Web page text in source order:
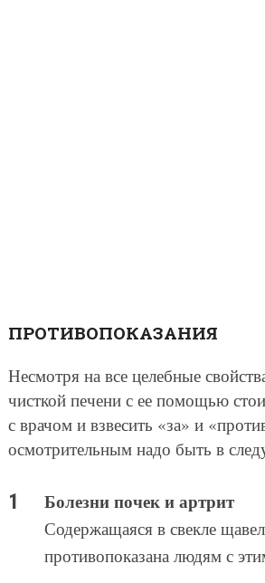
ПРОТИВОПОКАЗАНИЯ
Несмотря на все целебные
чисткой печени с ее помощью
с врачом и взвесить «за» и
осмотрительным надо быть в
Болезни почек и артрит
Содержащаяся в свекле
противопоказана людям с